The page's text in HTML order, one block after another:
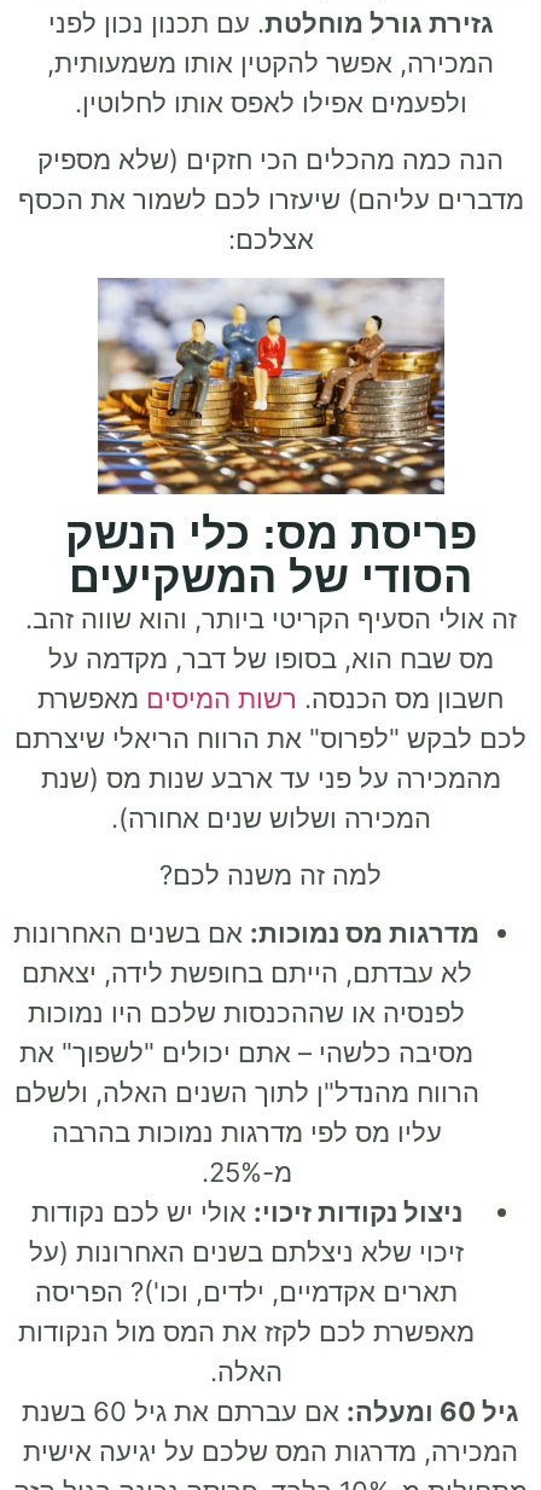
גזירת גורל מוחלטת. עם תכנון נכון לפני
המכירה, אפשר להקטין אותו משמעותית,
ולפעמים אפילו לאפס אותו לחלוטין.
הנה כמה מהכלים הכי חזקים (שלא מספיק
מדברים עליהם) שיעזרו לכם לשמור את הכסף
אצלכם:
פריסת מס: כלי הנשק
הסודי של המשקיעים
זה אולי הסעיף הקריטי ביותר, והוא שווה זהב.
מס שבח הוא, בסופו של דבר, מקדמה על
חשבון מס הכנסה. רשות המיסים מאפשרת
לכם לבקש "לפרוס" את הרווח הריאלי שיצרתם
מהמכירה על פני עד ארבע שנות מס (שנת
המכירה ושלוש שנים אחורה).
למה זה משנה לכם?
מדרגות מס נמוכות: אם בשנים האחרונות
לא עבדתם, הייתם בחופשת לידה, יצאתם
לפנסיה או שההכנסות שלכם היו נמוכות
מסיבה כלשהי – אתם יכולים "לשפוך" את
הרווח מהנדל"ן לתוך השנים האלה, ולשלם
עליו מס לפי מדרגות נמוכות בהרבה
מ-25%.
ניצול נקודות זיכוי: אולי יש לכם נקודות
זיכוי שלא ניצלתם בשנים האחרונות (על
תארים אקדמיים, ילדים, וכו')? הפריסה
מאפשרת לכם לקזז את המס מול הנקודות
האלה.
גיל 60 ומעלה:
אם עברתם את גיל 60 בשנת
המכירה, מדרגות המס שלכם על יגיעה אישית